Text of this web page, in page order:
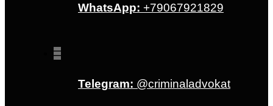
WhatsApp: +79067921829
Telegram: @criminaladvokat